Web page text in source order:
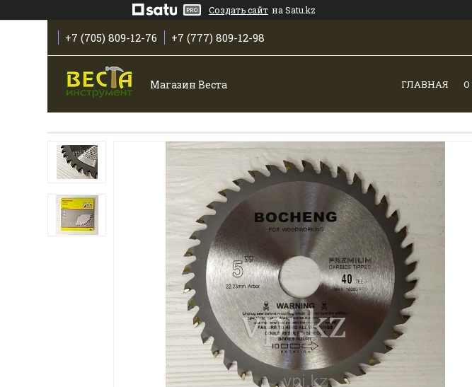
Создать сайт на Satu.kz
+7 (705) 809-12-76 +7 (777) 809-12-98
Магазин Веста ГЛАВНАЯ